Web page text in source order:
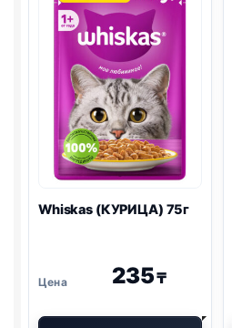
Whiskas (КУРИЦА) 75г
235₸